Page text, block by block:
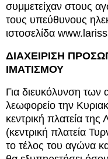
συμμετείχαν στους
τους υπεύθυνους
ιστοσελίδα
ΔΙΑΧΕΙΡΙΣΗ
ΙΜΑΤΙΣΜΟΥ
Για διευκόλυνση
λεωφορείο την
κεντρική πλατεία
(κεντρική πλατεία
το τέλος του αγώνα